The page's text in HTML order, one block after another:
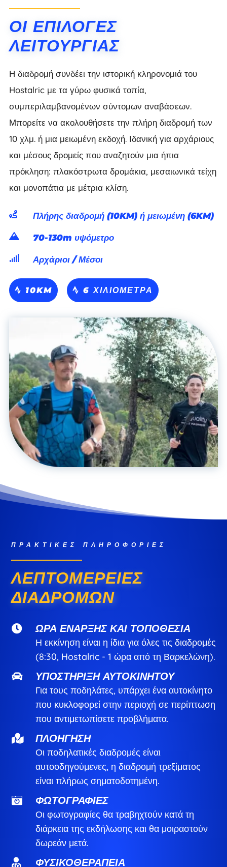
ΟΙ ΕΠΙΛΟΓΈΣ
ΛΕΙΤΟΥΡΓΊΑΣ
Η διαδρομή συνδέει την ιστορική κληρονομιά του
Hostalric με τα γύρω φυσικά τοπία,
συμπεριλαμβανομένων σύντομων αναβάσεων.
Μπορείτε να ακολουθήσετε την πλήρη διαδρομή των
10 χλμ. ή μια μειωμένη εκδοχή. Ιδανική για αρχάριους
και μέσους δρομείς που αναζητούν μια ήπια
πρόκληση: πλακόστρωτα δρομάκια, μεσαιωνικά τείχη
και μονοπάτια με μέτρια κλίση.
 Πλήρης διαδρομή (10KM) ή μειωμένη (6KM)
 70-130m υψόμετρο
 Αρχάριοι / Μέσοι
10KM 6 ΧΙΛΙΌΜΕΤΡΑ
ΠΡΑΚΤΙΚΈΣ ΠΛΗΡΟΦΟΡΊΕΣ
ΛΕΠΤΟΜΈΡΕΙΕΣ
ΔΙΑΔΡΟΜΏΝ
 ΏΡΑ ΈΝΑΡΞΗΣ ΚΑΙ ΤΟΠΟΘΕΣΊΑ
Η εκκίνηση είναι η ίδια για όλες τις διαδρομές
(8:30, Hostalric - 1 ώρα από τη Βαρκελώνη).
 ΥΠΟΣΤΉΡΙΞΗ ΑΥΤΟΚΙΝΉΤΟΥ
Για τους ποδηλάτες, υπάρχει ένα αυτοκίνητο
που κυκλοφορεί στην περιοχή σε περίπτωση
που αντιμετωπίσετε προβλήματα.
 ΠΛΟΉΓΗΣΗ
Οι ποδηλατικές διαδρομές είναι
αυτοοδηγούμενες, η διαδρομή τρεξίματος
είναι πλήρως σηματοδοτημένη.
 ΦΩΤΟΓΡΑΦΊΕΣ
Οι φωτογραφίες θα τραβηχτούν κατά τη
διάρκεια της εκδήλωσης και θα μοιραστούν
δωρεάν μετά.
 ΦΥΣΙΚΟΘΕΡΑΠΕΊΑ